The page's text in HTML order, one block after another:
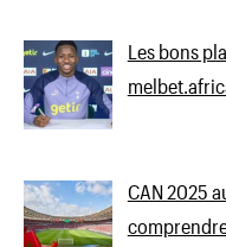
Les bons
CAN 2025